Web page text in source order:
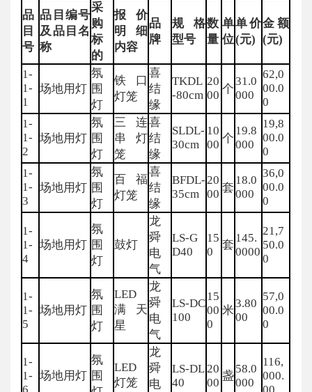
品
目
号
品目编号
及品目名
称
采
购
标
的
报价
明细
内容
品
牌
规格
型号
数
量
单
位
单价
(元)
金额
(元)
1-
1-
1
场地用灯
氛
围
灯
铁口
灯笼
喜
结
缘
TKDL
-80cm
20
00 个
31.0
000
62,0
00.0
0
1-
1-
2
场地用灯
氛
围
灯
三连
串灯
笼
喜
结
缘
SLDL-
30cm
10
00 个
19.8
000
19,8
00.0
0
1-
1-
3
场地用灯
氛
围
灯
百福
灯笼
喜
结
缘
BFDL-
35cm
20
00 套
18.0
000
36,0
00.0
0
1-
1-
4
场地用灯
氛
围
灯
鼓灯
龙
舜
电
气
LS-G
D40
15
0
套
145.
0000
21,7
50.0
0
1-
1-
5
场地用灯
氛
围
灯
LED
满天
星
龙
舜
电
气
LS-DC
100
15
00
0
米
3.80
00
57,0
00.0
0
1-
1- 场地用灯
氛
围
LED
灯笼
龙
舜
电
LS-DL
40
20
00
盏
58.0
000
116,
000.